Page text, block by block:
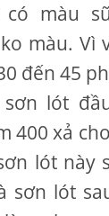
có màu
màu. Vì
đến 45
lót
400 xả
lót này
sơn lót